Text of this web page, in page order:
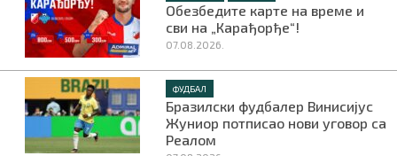
Обезбедите карте на време и
сви на „Карађорђе“!
07.08.2026.
ФУДБАЛ
Бразилски фудбалер Винисијус
Жуниор потписао нови уговор са
Реалом